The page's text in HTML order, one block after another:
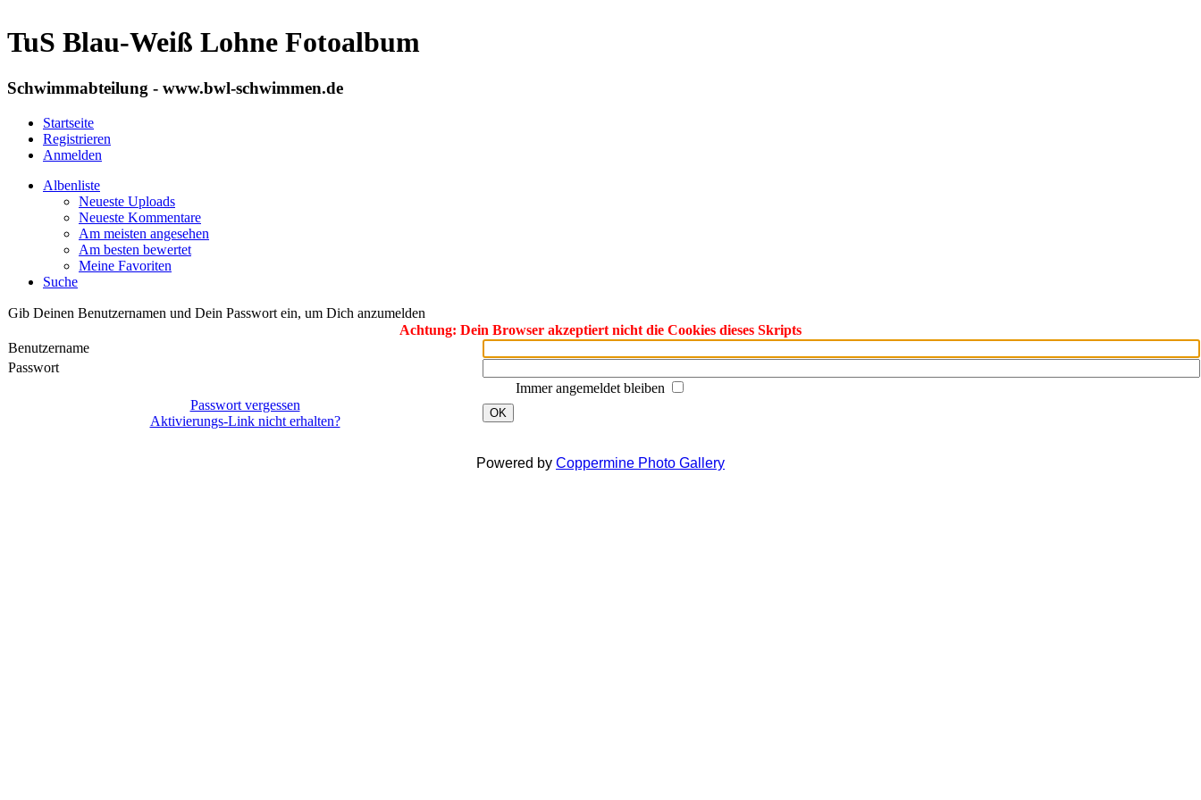
TuS Blau-Weiß Lohne Fotoalbum
Schwimmabteilung - www.bwl-schwimmen.de
Startseite
Registrieren
Anmelden
Albenliste
Neueste Uploads
Neueste Kommentare
Am meisten angesehen
Am besten bewertet
Meine Favoriten
Suche
Gib Deinen Benutzernamen und Dein Passwort ein, um Dich anzumelden
Achtung: Dein Browser akzeptiert nicht die Cookies dieses Skripts
Benutzername
Passwort
Immer angemeldet bleiben
Passwort vergessen
Aktivierungs-Link nicht erhalten?
OK
Powered by Coppermine Photo Gallery